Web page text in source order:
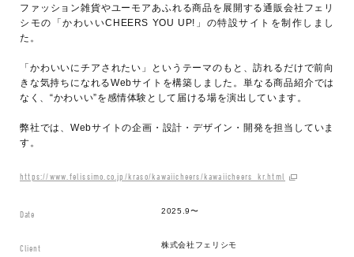
ファッション雑貨やユーモアあふれる商品を展開する通販会社フェリ
シモの「かわいいCHEERS YOU UP!」の特設サイトを制作しまし
た。
「かわいいにチアされたい」というテーマのもと、訪れるだけで前向
きな気持ちになれるWebサイトを構築しました。単なる商品紹介では
なく、“かわいい”を感情体験として届ける場を演出しています。
弊社では、Webサイトの企画・設計・デザイン・開発を担当していま
す。
https://www.felissimo.co.jp/kraso/kawaiicheers/kawaiicheers_kr.html
Date 2025.9〜
Client 株式会社フェリシモ